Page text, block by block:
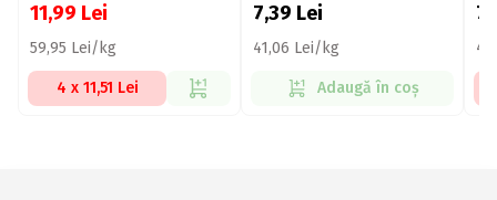
11,99 Lei
59,95 Lei/kg
4 x 11,51 Lei
7,39 Lei
41,06 Lei/kg
Adaugă în coș